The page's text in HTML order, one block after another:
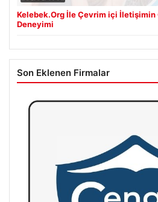
Kelebek.Org İle Çevrim içi İletişimin
Deneyimi
Son Eklenen Firmalar